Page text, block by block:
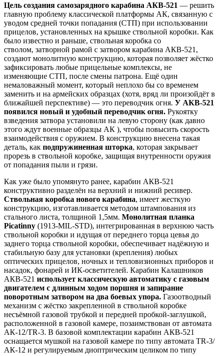
Цель создания самозарядного карабина АКВ-521 — решить
главную проблему классической платформы АК, связанную с
уводом средней точки попадания (СТП) при использовании
прицелов, установленных на крышке ствольной коробки. Как
было известно и раньше, ствольная коробка со
стволом, затворной рамой с затвором карабина АКВ-521,
создают монолитную конструкцию, которая позволяет жёстко
зафиксировать любые прицельные комплексы, не
изменяющие СТП, после смены патрона. Ещё один
немаловажный момент, который неплохо бы со временем
заменить и на армейских образцах (хотя, вряд ли произойдёт в
ближайшей перспективе) — это переводчик огня. У АКВ-521
появился новый и удобный переводчик огня. Рукоятку
взведения затвора установили на левую сторону (как давно
этого ждут военные образцы АК ), чтобы повысить скорость
взаимодействия с оружием. В конструкцию внесена такая
деталь, как подпружиненная шторка, которая закрывает
прорезь в ствольной коробке, защищая внутренности оружия
от попадания пыли и грязи.
Как уже было упомянуто ранее, карабин АКВ-521
конструктивно разделён на верхний и нижний ресивер.
Ствольная коробка нового карабина, имеет жесткую
конструкцию, изготавливается методом штампования из
стального листа, толщиной 1,5мм. Монолитная планка
Picatinny (1913-MIL-STD), интегрированная в верхнюю часть
ствольной коробки и идущая от переднего торца цевья до
заднего торца ствольной коробки, обеспечивает надёжную и
стабильную базу для установки (крепления) любых
оптических прицелов, ночных и тепловизионных приборов и
насадок, фонарей и ИК-осветителей. Карабин Калашников
АКВ-521 использует классическую автоматику с газовым
двигателем с длинным ходом поршня и запирание
поворотным затвором на два боевых упора. Газоотводный
механизм с жёстко закрепленной в ствольной коробке
несъёмной газовой трубкой и передней пробкой-заглушкой,
расположенной в газовой камере, позаимствован от автомата
АК-12/TR-3. В базовой комплектации карабин АКВ-521
оснащается мушкой на газовой камере по типу автомата TR-3/
АК-12 и регулируемым диоптрическим целиком по типу